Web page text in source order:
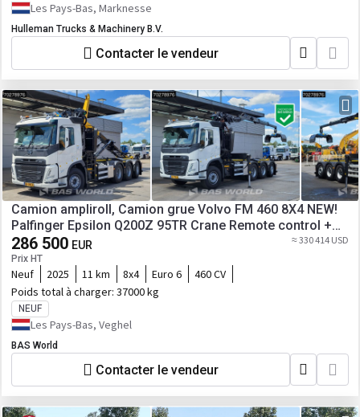
Les Pays-Bas, Marknesse
Hulleman Trucks & Machinery B.V.
Contacter le vendeur
Camion ampliroll, Camion grue Volvo FM 460 8X4 NEW!
Palfinger Epsilon Q200Z 95TR Crane Remote control +
HT24 TEC Hooklift Knijperauto
286 500 EUR
Prix HT
≈ 330 414 USD
Neuf 2025 11 km 8x4 Euro 6
460 CV
Poids total à charger: 37000 kg
NEUF
Les Pays-Bas, Veghel
BAS World
Contacter le vendeur